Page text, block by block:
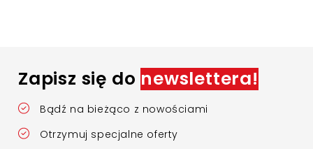
Zapisz się do newslettera!
Bądź na bieżąco z nowościami
Otrzymuj specjalne oferty